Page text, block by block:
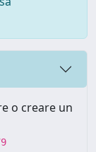
o creare un